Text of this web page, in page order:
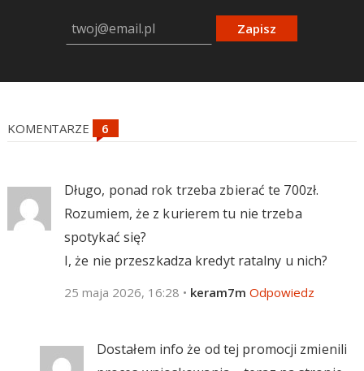
Zapisz
KOMENTARZE
Długo, ponad rok trzeba zbierać te 700zł.
Rozumiem, że z kurierem tu nie trzeba
spotykać się?
I, że nie przeszkadza kredyt ratalny u nich?
25 maja 2026, 16:28 • keram7m Odpowiedz
Dostałem info że od tej promocji zmienili